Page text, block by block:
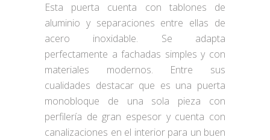
Esta puerta cuenta con tablones de
aluminio y separaciones entre ellas de
acero inoxidable. Se adapta
perfectamente a fachadas simples y con
materiales modernos. Entre sus
cualidades destacar que es una puerta
monobloque de una sola pieza con
perfilería de gran espesor y cuenta con
canalizaciones en el interior para un buen